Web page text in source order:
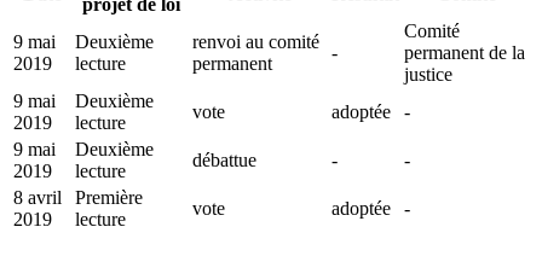
projet de loi
9 mai
2019
Deuxième
lecture
renvoi au comité
permanent
-
Comité
permanent de la
justice
9 mai
2019
Deuxième
lecture
vote adoptée
-
9 mai
2019
Deuxième
lecture
débattue -
-
8 avril
2019
Première
lecture
vote adoptée -